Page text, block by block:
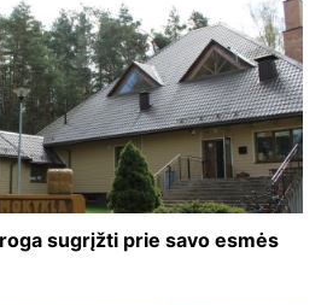
sugrįžti prie savo esmės